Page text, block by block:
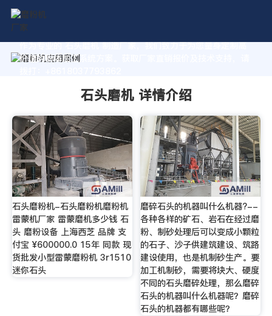
作为专业的 石头磨机 制造厂家，我们致力于为您量身定制高
价值的粉体加工系统方案。获取厂家直销报价及技术支持，请
石头磨机 详情介绍
石头磨粉机-石头磨粉机磨粉机
雷蒙机厂家 雷蒙磨机多少钱 石
头 磨粉设备 上海西芝 品牌 支
付宝 ¥600000.0 15年 同款 现
货批发小型雷蒙磨粉机 3r1510
迷你石头
磨碎石头的机器叫什么机器?--
各种各样的矿石、岩石在经过磨
粉、制砂处理后可以变成小颗粒
的石子、沙子供建筑建设、筑路
建设使用，也是机制砂生产。要
加工机制砂，需要将块大、硬度
不同的石头磨碎处理，那么磨碎
石头的机器叫什么机器呢？磨碎
石头的机器都有哪些呢？